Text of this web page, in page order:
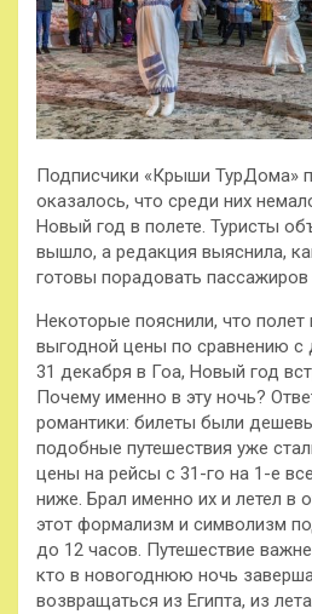
Подписчики «Крыши ТурДома»
оказалось, что среди них
Новый год в полете. Туристы
вышло, а редакция выяснила,
готовы порадовать
Некоторые пояснили, что полет
выгодной цены по сравнению с
31 декабря в Гоа, Новый год
Почему именно в эту ночь?
романтики: билеты были
подобные путешествия уже
цены на рейсы с 31-го на 1-е
ниже. Брал именно их и летел в
этот формализм и символизм
до 12 часов. Путешествие
кто в новогоднюю ночь
возвращаться из Египта, из